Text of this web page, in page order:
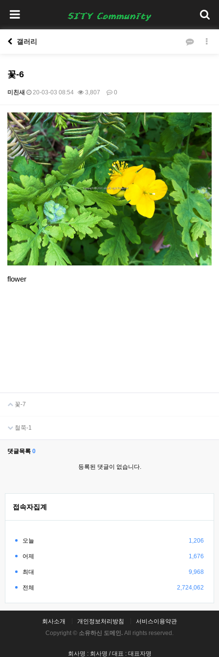
갤러리
꽃-6
미친새 20-03-03 08:54 3,807 0
본문
flower
꽃-7
철쭉-1
댓글목록 0
등록된 댓글이 없습니다.
접속자집계
오늘 1,206
어제 1,676
최대 9,968
전체 2,724,062
회사소개 개인정보처리방침
서비스이용약관
Copyright © 소유하신 도메인. All rights reserved.
회사명 : 회사명 / 대표 : 대표자명